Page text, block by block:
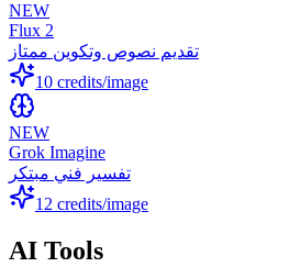
NEW
Flux 2
تقديم نصوص وتكوين ممتاز
10 credits/image
NEW
Grok Imagine
تفسير فني مبتكر
12 credits/image
AI Tools